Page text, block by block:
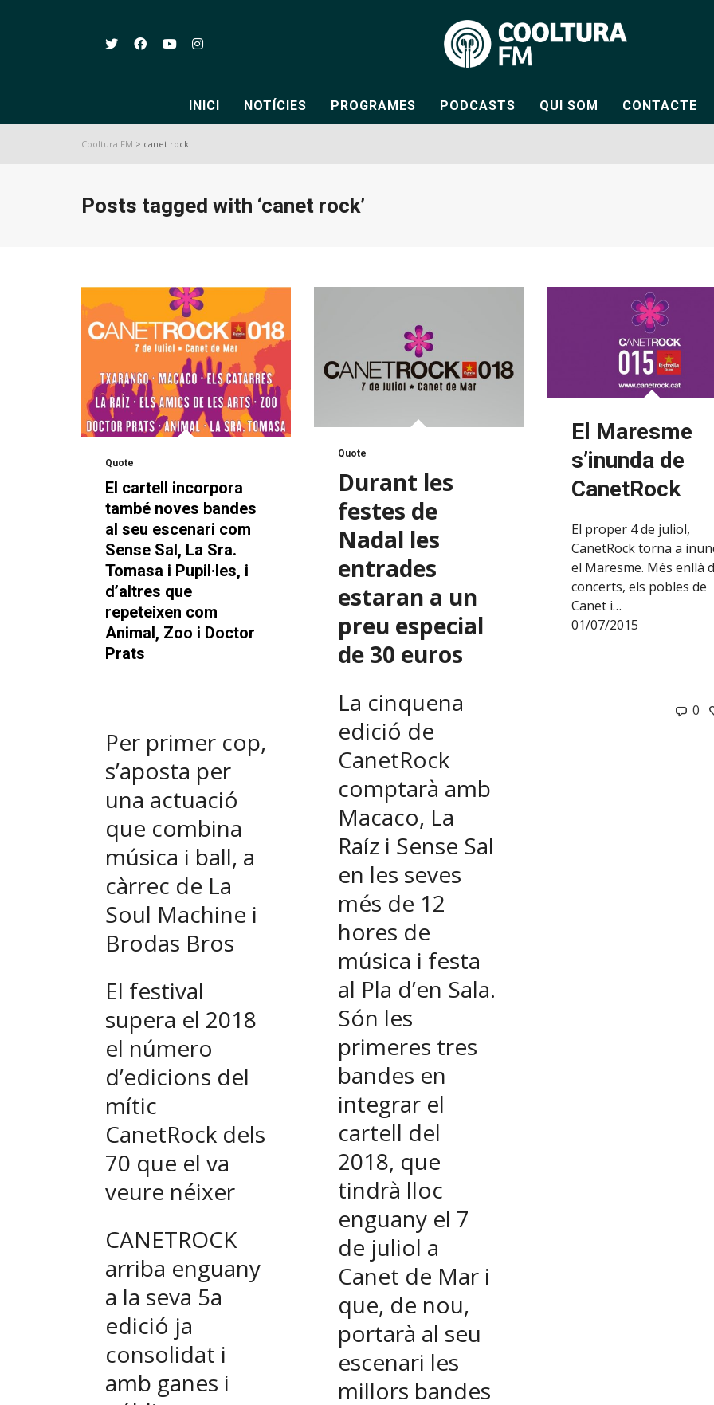
INICI NOTÍCIES PROGRAMES PODCASTS QUI SOM CONTACTE
Cooltura FM > canet rock
Posts tagged with ‘canet rock’
Quote
El cartell incorpora
també noves bandes
al seu escenari com
Sense Sal, La Sra.
Tomasa i Pupil·les, i
d’altres que
repeteixen com
Animal, Zoo i Doctor
Prats
Per primer cop,
s’aposta per
una actuació
que combina
música i ball, a
càrrec de La
Soul Machine i
Brodas Bros
El festival
supera el 2018
el número
d’edicions del
mític
CanetRock dels
70 que el va
veure néixer
CANETROCK
arriba enguany
a la seva 5a
edició ja
consolidat i
amb ganes i
Quote
Durant les
festes de
Nadal les
entrades
estaran a un
preu especial
de 30 euros
La cinquena
edició de
CanetRock
comptarà amb
Macaco, La
Raíz i Sense Sal
en les seves
més de 12
hores de
música i festa
al Pla d’en Sala.
Són les
primeres tres
bandes en
integrar el
cartell del
2018, que
tindrà lloc
enguany el 7
de juliol a
Canet de Mar i
que, de nou,
portarà al seu
escenari les
millors bandes
El Maresme
s’inunda de
CanetRock
El proper 4 de juliol,
CanetRock torna a
el Maresme. Més enllà
concerts, els pobles de
Canet i…
01/07/2015
0